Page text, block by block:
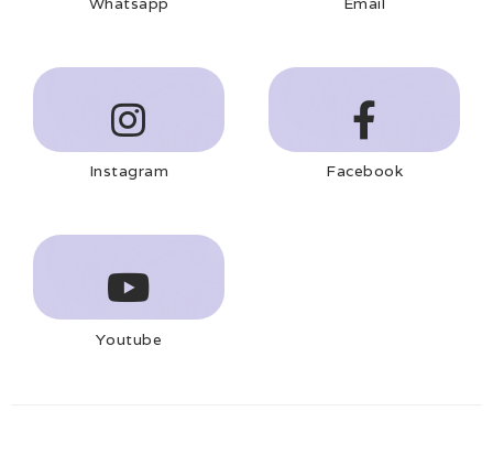
Instagram Facebook
Youtube